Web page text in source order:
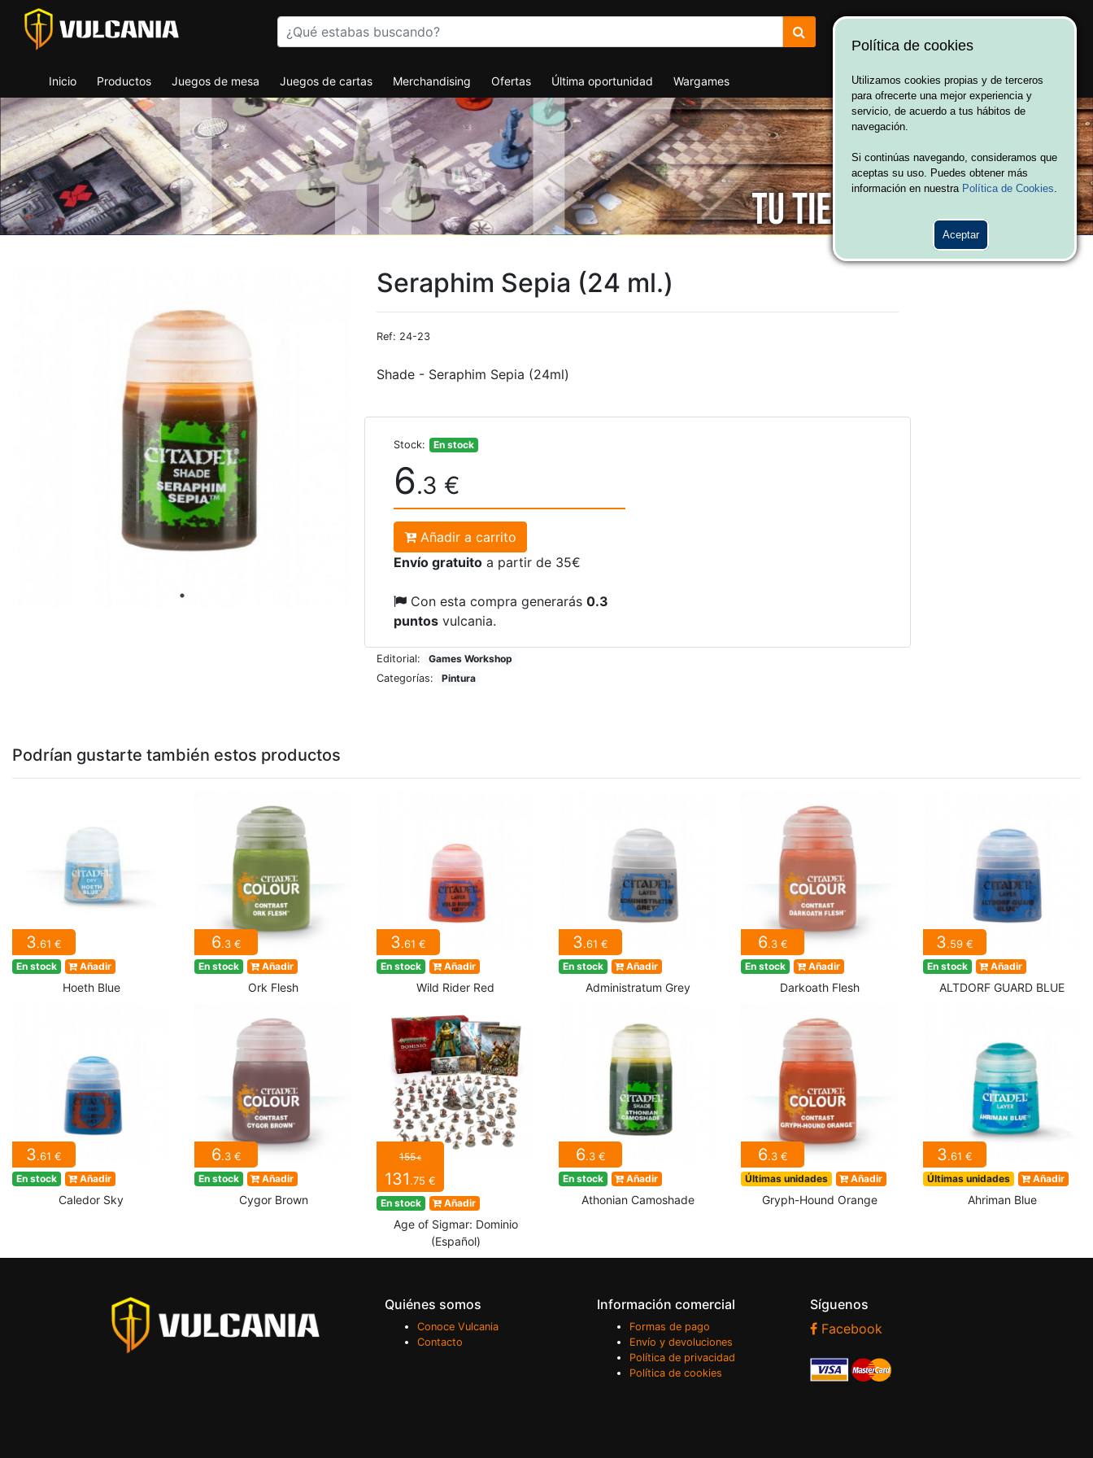
¡Bienvenido a Vulcania!
Hola. Inicia sesión
Inicio Productos Juegos de mesa Juegos de cartas Merchandising Ofertas Última oportunidad Wargames
Seraphim Sepia (24 ml.)
Ref: 24-23
Shade - Seraphim Sepia (24ml)
Stock: En stock
6.3 €
Añadir a carrito
Envío gratuito a partir de 35€
Con esta compra generarás 0.3
puntos vulcania.
Editorial:
Games Workshop
Categorías:
Pintura
Podrían gustarte también estos productos
3.61 €
En stock Añadir
Hoeth Blue
6.3 €
En stock Añadir
Ork Flesh
3.61 €
En stock Añadir
Wild Rider Red
3.61 €
En stock Añadir
Administratum Grey
6.3 €
En stock Añadir
Darkoath Flesh
3.59 €
En stock Añadir
ALTDORF GUARD BLUE
3.61 €
En stock Añadir
Caledor Sky
6.3 €
En stock Añadir
Cygor Brown
155€
131.75 €
En stock Añadir
Age of Sigmar: Dominio
(Español)
6.3 €
En stock Añadir
Athonian Camoshade
6.3 €
Últimas unidades Añadir
Gryph-Hound Orange
3.61 €
Últimas unidades Añadir
Ahriman Blue
Quiénes somos
Conoce Vulcania
Contacto
Información comercial
Formas de pago
Envío y devoluciones
Política de privacidad
Política de cookies
Síguenos
Facebook
Política de cookies
Utilizamos cookies propias y de terceros
para ofrecerte una mejor experiencia y
servicio, de acuerdo a tus hábitos de
navegación.
Si continúas navegando, consideramos que
aceptas su uso. Puedes obtener más
información en nuestra Política de Cookies.
Aceptar